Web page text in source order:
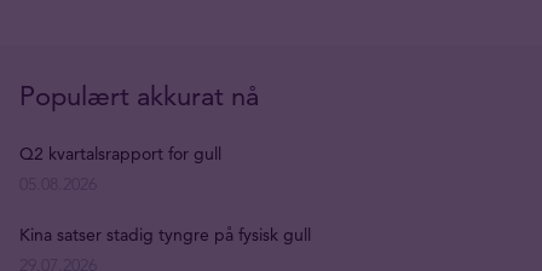
Populært akkurat nå
Q2 kvartalsrapport for gull
Kina satser stadig tyngre på fysisk gull